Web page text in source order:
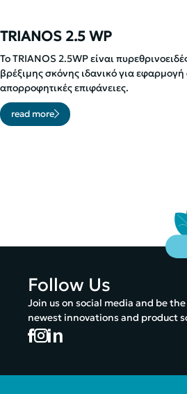
TRIANOS 2.5 WP
To TRIANOS 2.5WP είναι
βρέξιμης σκόνης ιδανικό για
απορροφητικές επιφάνειες.
read more
Follow Us
Join us on social media and be
newest innovations and product